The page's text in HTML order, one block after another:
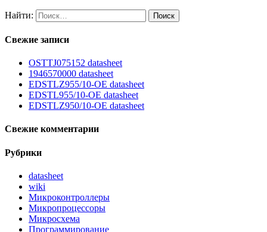
Найти:
Свежие записи
OSTTJ075152 datasheet
1946570000 datasheet
EDSTLZ955/10-OE datasheet
EDSTL955/10-OE datasheet
EDSTLZ950/10-OE datasheet
Свежие комментарии
Рубрики
datasheet
wiki
Микроконтроллеры
Микропроцессоры
Микросхема
Программирование